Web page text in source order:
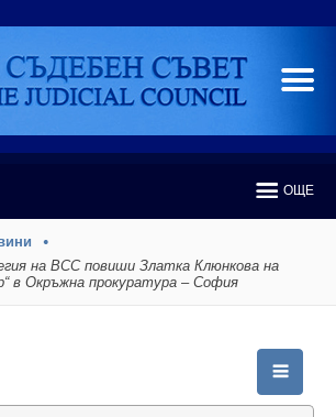
ОЩЕ
на ВСС повиши Златка Клюнкова на
в Окръжна прокуратура – София